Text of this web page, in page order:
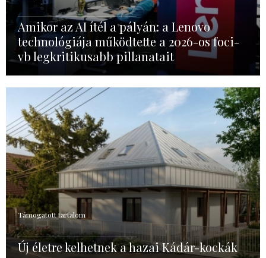
Amikor az AI ítél a pályán: a Lenovo
technológiája működtette a 2026-os foci-
vb legkritikusabb pillanatait
Támogatott tartalom
Új életre kelhetnek a hazai Kádár-kockák